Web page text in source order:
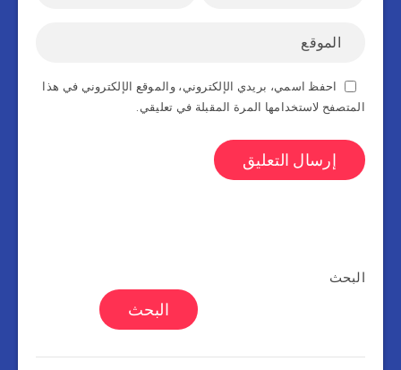
احفظ اسمي، بريدي الإلكتروني، والموقع الإلكتروني في هذا
المتصفح لاستخدامها المرة المقبلة في تعليقي.
البحث
البحث